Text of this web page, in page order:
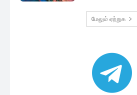
மேலும் ஏற்றுக